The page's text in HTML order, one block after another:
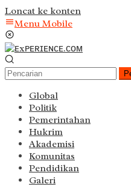
Loncat ke konten
Menu Mobile
Global
Politik
Pemerintahan
Hukrim
Akademisi
Komunitas
Pendidikan
Galeri